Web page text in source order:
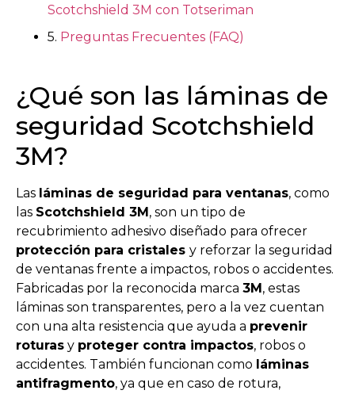
Scotchshield 3M con Totseriman
5. Preguntas Frecuentes (FAQ)
¿Qué son las láminas de
seguridad Scotchshield
3M?
Las láminas de seguridad para ventanas, como
las Scotchshield 3M , son un tipo de
recubrimiento adhesivo diseñado para ofrecer
protección para cristales y reforzar la seguridad
de ventanas frente a impactos, robos o accidentes.
Fabricadas por la reconocida marca 3M , estas
láminas son transparentes, pero a la vez cuentan
con una alta resistencia que ayuda a prevenir
roturas y proteger contra impactos, robos o
accidentes. También funcionan como láminas
antifragmento, ya que en caso de rotura,